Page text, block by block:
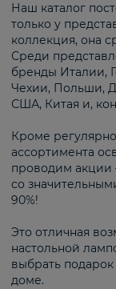
Наш каталог
только у
коллекция, она
Среди
бренды Италии,
Чехии, Польши,
США, Китая и,
Кроме
ассортимента
проводим акции
со
90%!
Это отличная
настольной
выбрать
доме.